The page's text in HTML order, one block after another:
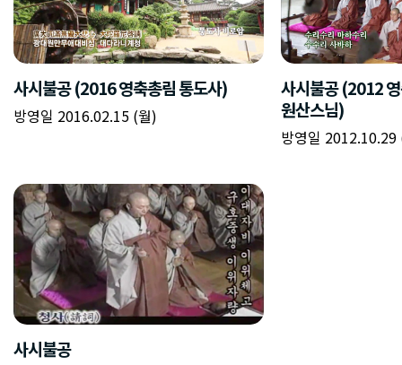
사시불공 (2016 영축총림 통도사)
방영일 2016.02.15 (월)
사시불공 (2012
원산스님)
방영일 2012.10.29
사시불공